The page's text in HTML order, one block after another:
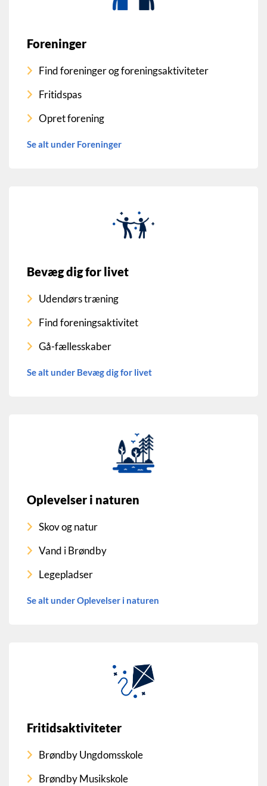
Foreninger
Find foreninger og foreningsaktiviteter
Fritidspas
Opret forening
Se alt under Foreninger
Bevæg dig for livet
Udendørs træning
Find foreningsaktivitet
Gå-fællesskaber
Se alt under Bevæg dig for livet
Oplevelser i naturen
Skov og natur
Vand i Brøndby
Legepladser
Se alt under Oplevelser i naturen
Fritidsaktiviteter
Brøndby Ungdomsskole
Brøndby Musikskole